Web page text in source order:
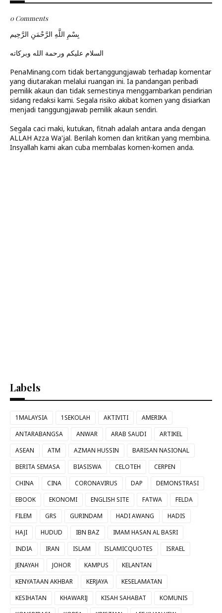
0 Comments
بِسْمِ اللَّهِ الرَّحْمَنِ الرَّحِيم
السلام عليكم ورحمة الله وبركاته
PenaMinang.com tidak bertanggungjawab terhadap komentar
yang diutarakan melalui ruangan ini. Ia pandangan peribadi
pemilik akaun dan tidak semestinya menggambarkan pendirian
sidang redaksi kami. Segala risiko akibat komen yang disiarkan
menjadi tanggungjawab pemilik akaun sendiri.
Segala caci maki, kutukan, fitnah adalah antara anda dengan
ALLAH Azza Wa'jal. Berilah komen dan kritikan yang membina.
Insyallah kami akan cuba membalas komen-komen anda.
Labels
1MALAYSIA 1SEKOLAH AKTIVITI
AMERIKA
ANTARABANGSA
ANWAR ARAB SAUDI
ARTIKEL
ASEAN
ATM AZMAN HUSSIN
BARISAN NASIONAL
BERITA SEMASA
BIASISWA CELOTEH
CERPEN
CHINA
CINA CORONAVIRUS DAP
DEMONSTRASI
EBOOK
EKONOMI ENGLISH SITE FATWA
FELDA
FILEM
GRS GURINDAM HADI AWANG
HADIS
HAJI
HUDUD IBN BAZ
IMAM HASAN AL BASRI
INDIA
IRAN ISLAM ISLAMICQUOTES
ISRAEL
JENAYAH
JOHOR KAMPUS
KELANTAN
KENYATAAN AKHBAR
KERJAYA
KESELAMATAN
KESIHATAN
KHAWARIJ KISAH SAHABAT
KOMUNIS